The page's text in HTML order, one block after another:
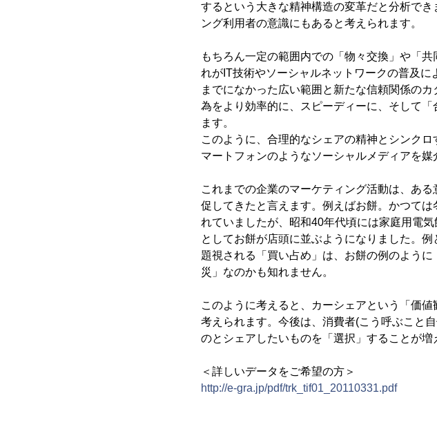
するという大きな精神構造の変革だと分析で
ング利用者の意識にもあると考えられます。
もちろん一定の範囲内での「物々交換」や「
れがIT技術やソーシャルネットワークの普及
までになかった広い範囲と新たな信頼関係の
為をより効率的に、スピーディーに、そして
ます。
このように、合理的なシェアの精神とシンク
マートフォンのようなソーシャルメディアを媒
これまでの企業のマーケティング活動は、あ
促してきたと言えます。例えばお餅。かつて
れていましたが、昭和40年代頃には家庭用電
としてお餅が店頭に並ぶようになりました。
題視される「買い占め」は、お餅の例のよう
災」なのかも知れません。
このように考えると、カーシェアという「価
考えられます。今後は、消費者(こう呼ぶこと
のとシェアしたいものを「選択」することが増
＜詳しいデータをご希望の方＞
http://e-gra.jp/pdf/trk_tif01_20110331.pdf